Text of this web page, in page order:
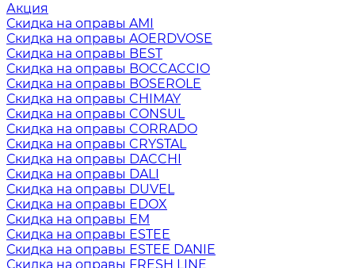
Акция
Скидка на оправы AMI
Скидка на оправы AOERDVOSE
Скидка на оправы BEST
Скидка на оправы BOCCACCIO
Скидка на оправы BOSEROLE
Скидка на оправы CHIMAY
Скидка на оправы CONSUL
Скидка на оправы CORRADO
Скидка на оправы CRYSTAL
Скидка на оправы DACCHI
Скидка на оправы DALI
Скидка на оправы DUVEL
Скидка на оправы EDOX
Скидка на оправы EM
Скидка на оправы ESTEE
Скидка на оправы ESTEE DANIE
Скидка на оправы FRESH LINE